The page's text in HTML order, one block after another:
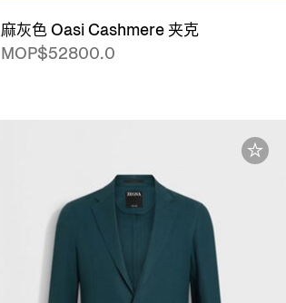
麻灰色 Oasi Cashmere 夹克
MOP$52800.0